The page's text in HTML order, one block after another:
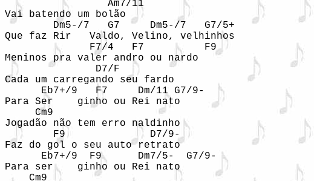
                 Am7/11
Vai batendo um bolão
        Dm5-/7   G7     Dm5-/7   G7/5+
Que faz Rir   Valdo, Velino, velhinhos
              F7/4   F7          F9
Meninos pra valer andro ou nardo
               D7/F
Cada um carregando seu fardo
      Eb7+/9   F7     Dm/11 G7/9-
Para Ser    ginho ou Rei nato
     Cm9
Jogadão não tem erro naldinho
        F9              D7/9-
Faz do gol o seu auto retrato
      Eb7+/9  F9      Dm7/5-  G7/9-
Para ser    ginho ou Rei nato
    Cm9